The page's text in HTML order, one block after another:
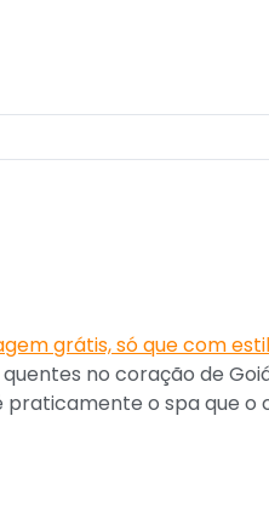
no coração de
praticamente o spa que